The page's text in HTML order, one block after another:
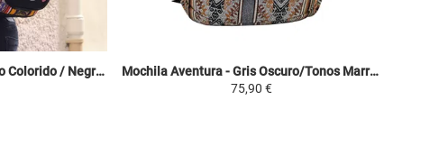
Mochila Conejito - Amarillo Colorido / Negro - Manto tradicional Peruano Amazonía Peruana
Mochila Aventura - Gris Oscuro/Tonos Marrones - Manto tradicional Peruano Canta Perú
75,90 €